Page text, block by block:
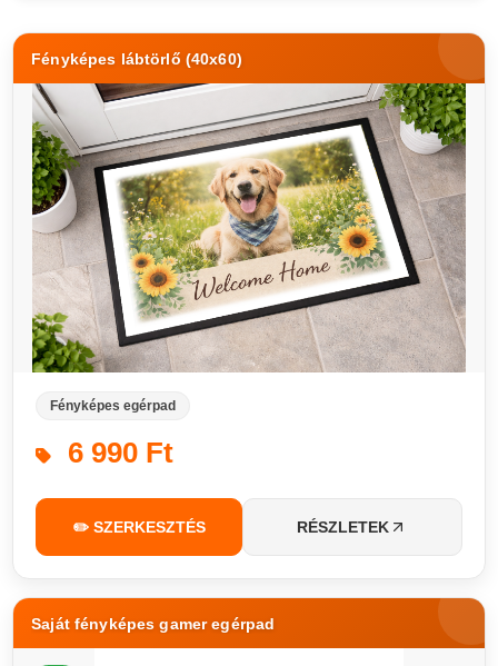
Fényképes lábtörlő (40x60)
Fényképes egérpad
6 990 Ft
✏️ SZERKESZTÉS RÉSZLETEK
Saját fényképes gamer egérpad